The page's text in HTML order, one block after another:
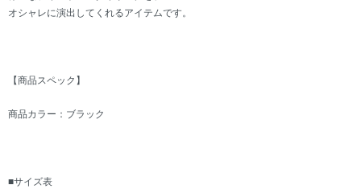
オシャレに演出してくれるアイテムです。
【商品スペック】
商品カラー：ブラック
■サイズ表